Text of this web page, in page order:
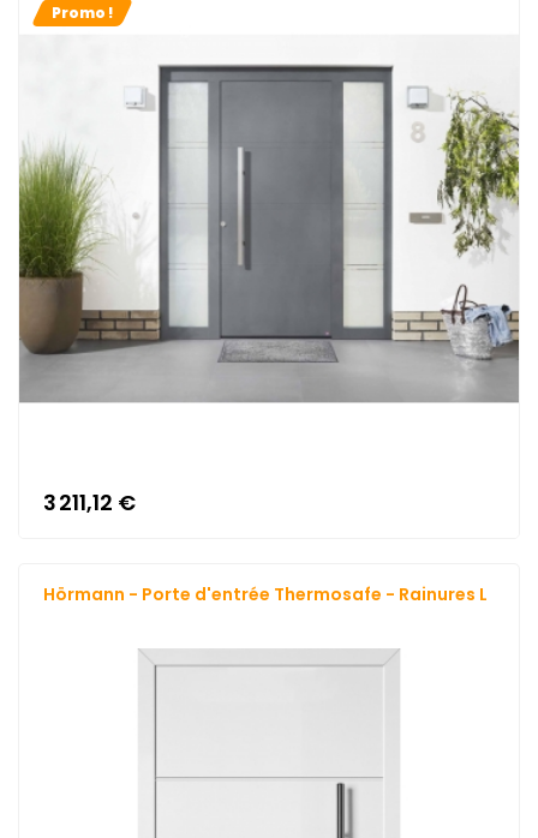
Promo !
3 211,12 €
Hörmann - Porte d'entrée Thermosafe - Rainures L